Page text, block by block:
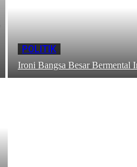
POLITIK
Ironi Bangsa Besar Bermental